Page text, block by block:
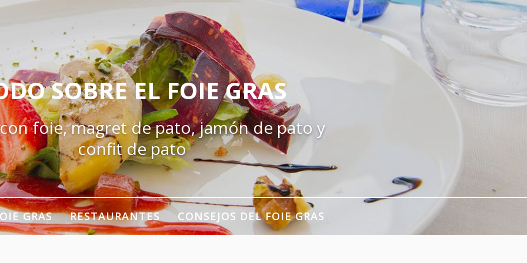
SOBRE EL FOIE GRAS
foie, magret de pato, jamón de pato y
confit de pato
GRAS RESTAURANTES CONSEJOS DEL FOIE GRAS